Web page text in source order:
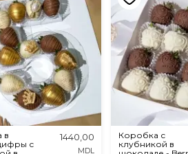
в
с
1440,00
MDL
Коробка с
клубникой в ​​